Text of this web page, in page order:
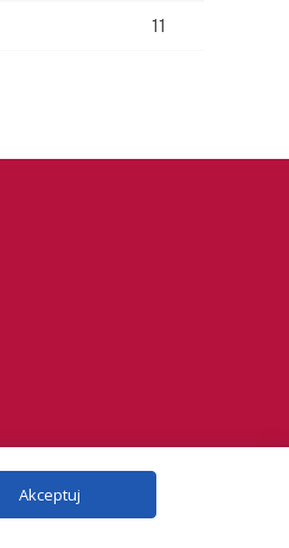
11
Akceptuj